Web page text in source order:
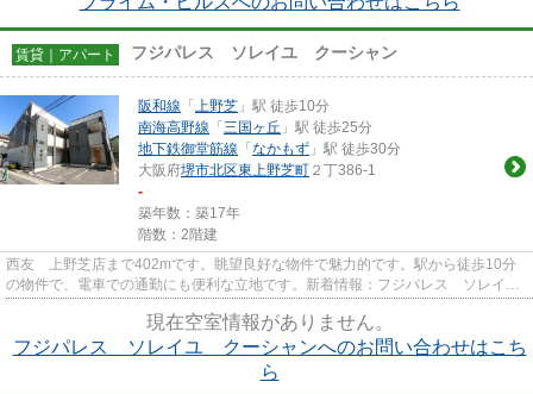
賃貸｜アパート フジパレス ソレイユ クーシャン
阪和線 「 上野芝 」駅 徒歩10分
南海高野線 「 三国ヶ丘 」駅 徒歩25分
地下鉄御堂筋線 「 なかもず 」駅 徒歩30分
大阪府堺市北区東上野芝町 ２丁386-1
-
築年数：築17年
階数：2階建
西友 上野芝店まで402mです。眺望良好な物件で魅力的です。駅から徒歩10分
の物件で、電車での通勤にも便利な立地です。新着情報：フジパレス ソレイ
現在空室情報がありません。
フジパレス ソレイユ クーシャンへのお問い合わせはこち
ら